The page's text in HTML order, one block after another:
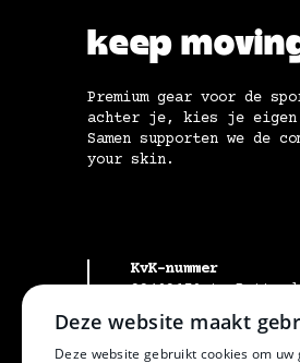
keep
Premium gear voor de
achter je, kies je eigen
Samen supporten we de
your skin.
KvK-nummer
99489678 te
BTW-
NL005391606B63
Deze website maakt
Deze website gebruikt cookies om